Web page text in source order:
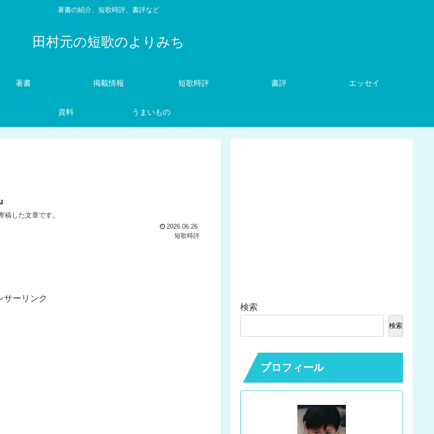
著書の紹介、短歌時評、書評など
田村元の短歌のよりみち
著書 掲載情報 短歌時評 書評 エッセイ
資料 うまいもの
した文章です。
2026.06.26
短歌時評
サーリンク
検索
検索
プロフィール